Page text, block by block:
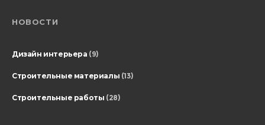
НОВОСТИ
Дизайн интерьера (9)
Строительные материалы (13)
Строительные работы (28)